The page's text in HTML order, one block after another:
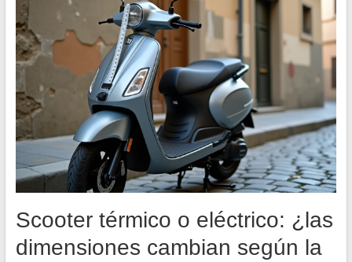
Scooter térmico o eléctrico: ¿las
dimensiones cambian según la